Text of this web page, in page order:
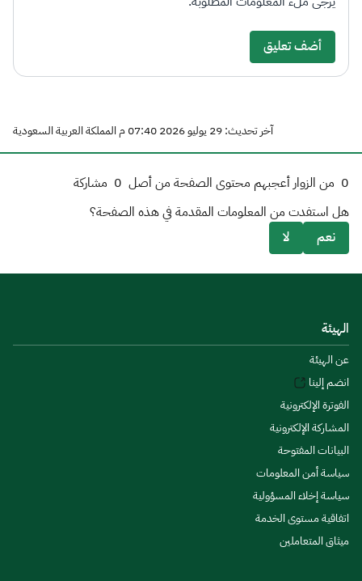
أضف تعليق
آخر تحديث: 29 يوليو 2026 07:40 م المملكة العربية السعودية
0 من الزوار أعجبهم محتوى الصفحة من أصل 0 مشاركة
هل استفدت من المعلومات المقدمة في هذه الصفحة؟
نعم
لا
الهيئة
عن الهيئة
انضم إلينا
الفوترة الإلكترونية
المشاركة الإلكترونية
البيانات المفتوحة
سياسة أمن المعلومات
سياسة إخلاء المسؤولية
اتفاقية مستوى الخدمة
ميثاق المتعاملين